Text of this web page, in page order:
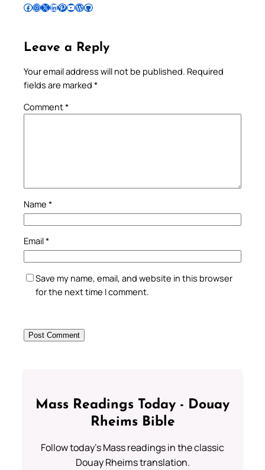
Follow Pradeep on Facebook Follow Pradeep on InstagramFollow Pradeep on X Follow Pradeep on LinkedIn Follow Pradeep on Pinterest Subscribe to Pradeep’s Youtube Channel Follow Pradeep on WordPress Follow Pradeep on GitHub
Leave a Reply
Your email address will not be published. Required
fields are marked *
Comment*
Name *
Email*
Save my name, email, and website in this browser
for the next time I comment.
Mass Readings Today - Douay
Rheims Bible
Follow today's Mass readings in the classic
Douay Rheims translation.